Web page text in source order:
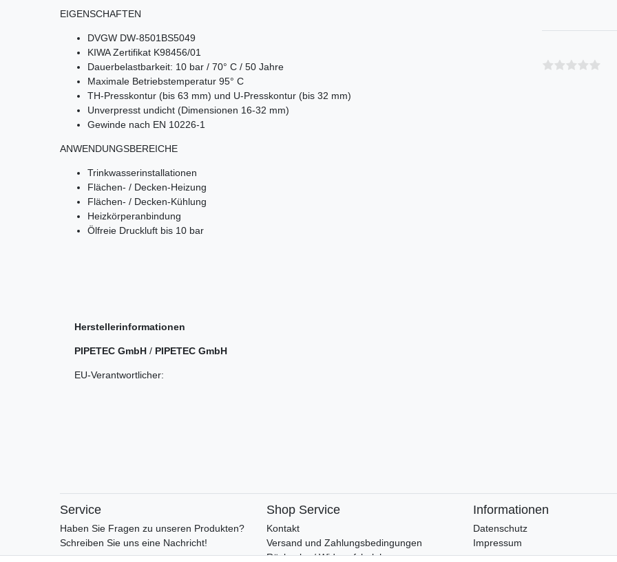
EIGENSCHAFTEN
DVGW DW-8501BS5049
KIWA Zertifikat K98456/01
Dauerbelastbarkeit: 10 bar / 70° C / 50 Jahre
Maximale Betriebstemperatur 95° C
TH-Presskontur (bis 63 mm) und U-Presskontur (bis 32 mm)
Unverpresst undicht (Dimensionen 16-32 mm)
Gewinde nach EN 10226-1
ANWENDUNGSBEREICHE
Trinkwasserinstallationen
Flächen- / Decken-Heizung
Flächen- / Decken-Kühlung
Heizkörperanbindung
Ölfreie Druckluft bis 10 bar
Herstellerinformationen
PIPETEC GmbH / PIPETEC GmbH
EU-Verantwortlicher:
Service
Haben Sie Fragen zu unseren Produkten?
Schreiben Sie uns eine Nachricht!
Shop Service
Kontakt
Versand und Zahlungsbedingungen
Rückgabe / Widerrufsbelehrung
Informationen
Datenschutz
Impressum